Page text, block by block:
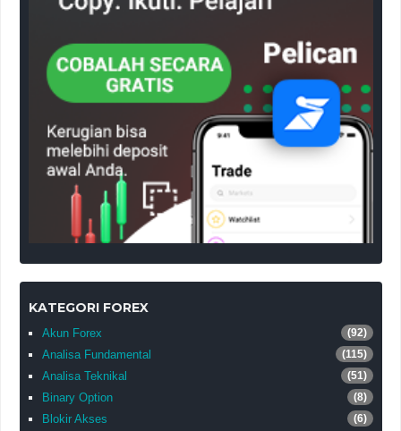
KATEGORI FOREX
Akun Forex (92)
Analisa Fundamental (115)
Analisa Teknikal (51)
Binary Option (8)
Blokir Akses (6)